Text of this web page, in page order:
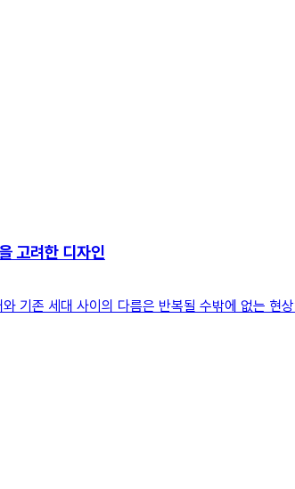
고려한 디자인
기존 세대 사이의 다름은 반복될 수밖에 없는